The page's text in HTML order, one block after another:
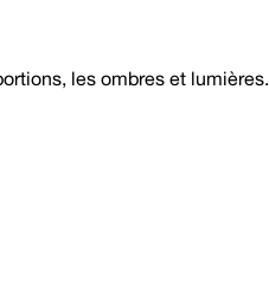
les ombres et lumières.